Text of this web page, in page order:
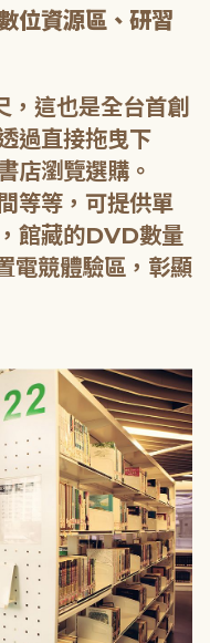
位資源區、研習
這也是全台首創
過直接拖曳下
店瀏覽選購。
等等，可提供單
館藏的DVD數量
電競體驗區，彰顯